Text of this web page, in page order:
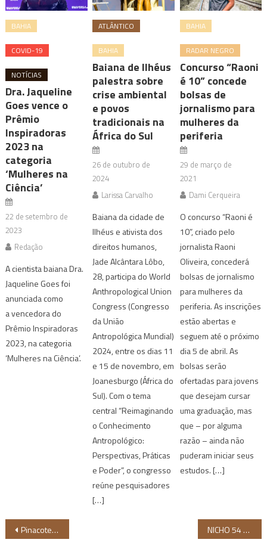
BAHIA
COVID-19
NOTÍCIAS
Dra. Jaqueline
Goes vence o
Prêmio
Inspiradoras
2023 na
categoria
‘Mulheres na
Ciência’
22 de setembro de
2023
Redação
A cientista baiana Dra.
Jaqueline Goes foi
anunciada como
a vencedora do
Prêmio Inspiradoras
2023, na categoria
‘Mulheres na Ciência’.
ATLÂNTICO
BAHIA
Baiana de Ilhéus
palestra sobre
crise ambiental
e povos
tradicionais na
África do Sul
26 de outubro de
2024
Larissa Carvalho
Baiana da cidade de
Ilhéus e ativista dos
direitos humanos,
Jade Alcântara Lôbo,
28, participa do World
Anthropological Union
Congress (Congresso
da União
Antropológica Mundial)
2024, entre os dias 11
e 15 de novembro, em
Joanesburgo (África do
Sul). Com o tema
central “Reimaginando
o Conhecimento
Antropológico:
Perspectivas, Práticas
e Poder”, o congresso
reúne pesquisadores
[…]
BAHIA
RADAR NEGRO
Concurso “Raoni
é 10” concede
bolsas de
jornalismo para
mulheres da
periferia
29 de março de
2021
Dami Cerqueira
O concurso “Raoni é
10”, criado pelo
jornalista Raoni
Oliveira, concederá
bolsas de jornalismo
para mulheres da
periferia. As inscrições
estão abertas e
seguem até o próximo
dia 5 de abril. As
bolsas serão
ofertadas para jovens
que desejam cursar
uma graduação, mas
que – por alguma
razão – ainda não
puderam iniciar seus
estudos. […]
Navegação
Pinacoteca do Ceará realiza série de atividades culturais até dia 10 de março; confira NICHO 54 promove participação de 7 profissionais negros do Brasil no Festival de Cinema de Berlim